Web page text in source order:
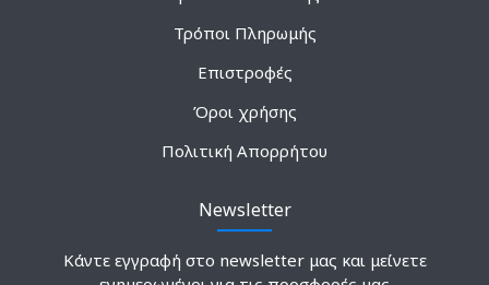
Τρόποι Πληρωμής
Επιστροφές
Όροι χρήσης
Πολιτική Απορρήτου
Newsletter
Κάντε εγγραφή στο newsletter μας και μείνετε